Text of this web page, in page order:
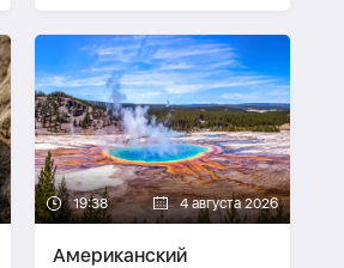
19:38 4 августа 2026
Американский